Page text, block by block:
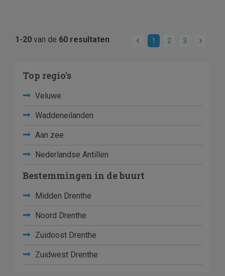
1-20 van de 60 resultaten 1 2 3
Top regio's
Veluwe
Waddeneilanden
Aan zee
Nederlandse Antillen
Bestemmingen in de buurt
Midden Drenthe
Noord Drenthe
Zuidoost Drenthe
Zuidwest Drenthe